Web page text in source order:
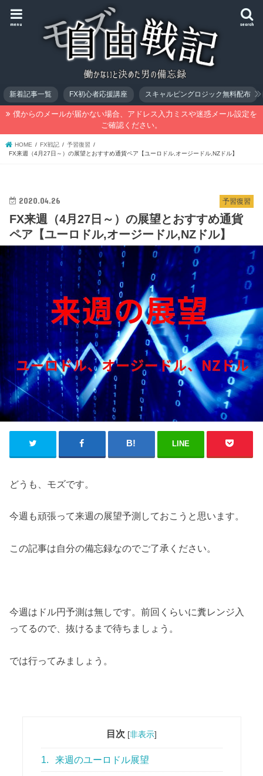
search
menu
新着記事一覧 FX初心者応援講座 スキャルピングロジック無料配布
僕からのメールが届かない場合、アドレス入力ミスや迷惑メール設定を
ご確認ください。
HOME FX戦記
予習復習
FX来週（4月27日～）の展望とおすすめ通貨ペア【ユーロドル,オージードル,NZドル】
予習復習
2020.04.26
FX来週（4月27日～）の展望とおすすめ通貨
ペア【ユーロドル,オージードル,NZドル】
LINE
どうも、モズです。
今週も頑張って来週の展望予測しておこうと思います。
この記事は自分の備忘録なのでご了承ください。
今週はドル円予測は無しです。前回くらいに糞レンジ入
ってるので、抜けるまで待ちましょう。
では行ってみましょう。
目次 [非表示]
1. 来週のユーロドル展望